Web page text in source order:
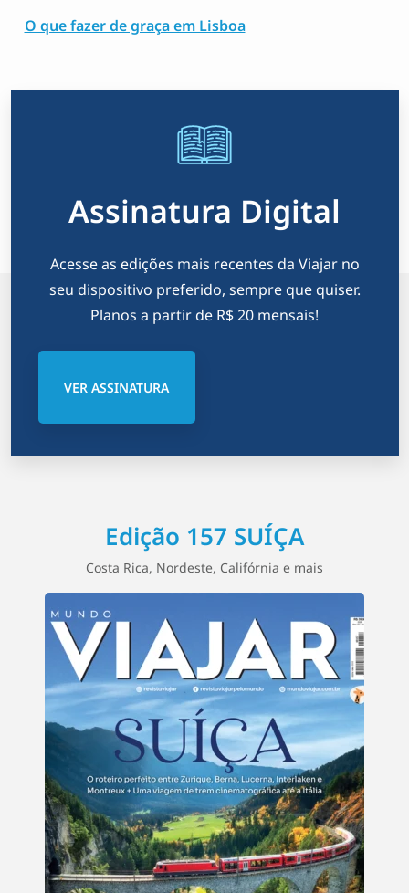
O que fazer de graça em Lisboa
Assinatura Digital
Acesse as edições mais recentes da Viajar no
seu dispositivo preferido, sempre que quiser.
Planos a partir de R$ 20 mensais!
VER ASSINATURA
Edição 157 SUÍÇA
Costa Rica, Nordeste, Califórnia e mais